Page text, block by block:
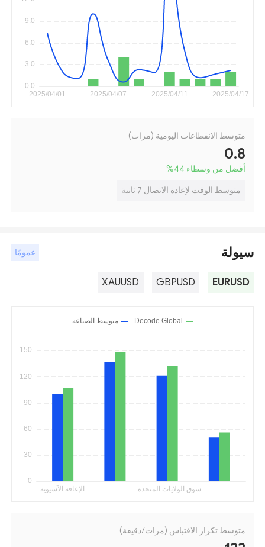
متوسط الانقطاعات اليومية (مرات)
0.8
أفضل من وسطاء 44
%
متوسط الوقت لإعادة الاتصال 7 ثانية
سيولة عمومًا
EURUSD
GBPUSD
XAUUSD
متوسط تكرار الاقتباس (مرات/دقيقة)